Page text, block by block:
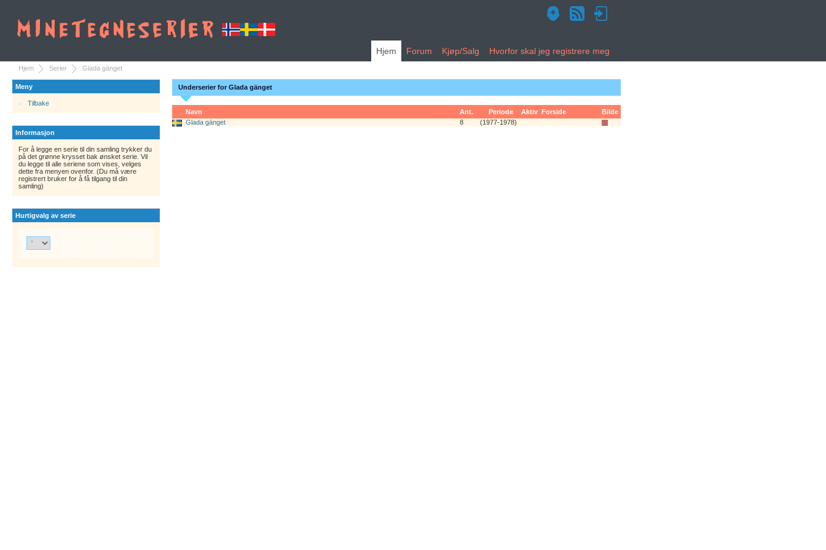
Hjem Forum Kjøp/Salg Hvorfor skal jeg registrere meg
Hjem Serier Glada gänget
Meny
Tilbake
Informasjon
For å legge en serie til din samling trykker du
på det grønne krysset bak ønsket serie. Vil
du legge til alle seriene som vises, velges
dette fra menyen ovenfor. (Du må være
registrert bruker for å få tilgang til din
samling)
Hurtigvalg av serie
Underserier for Glada gänget
Navn Ant. Periode Aktiv Forside
Bilde
Glada gänget
8 (1977-1978)